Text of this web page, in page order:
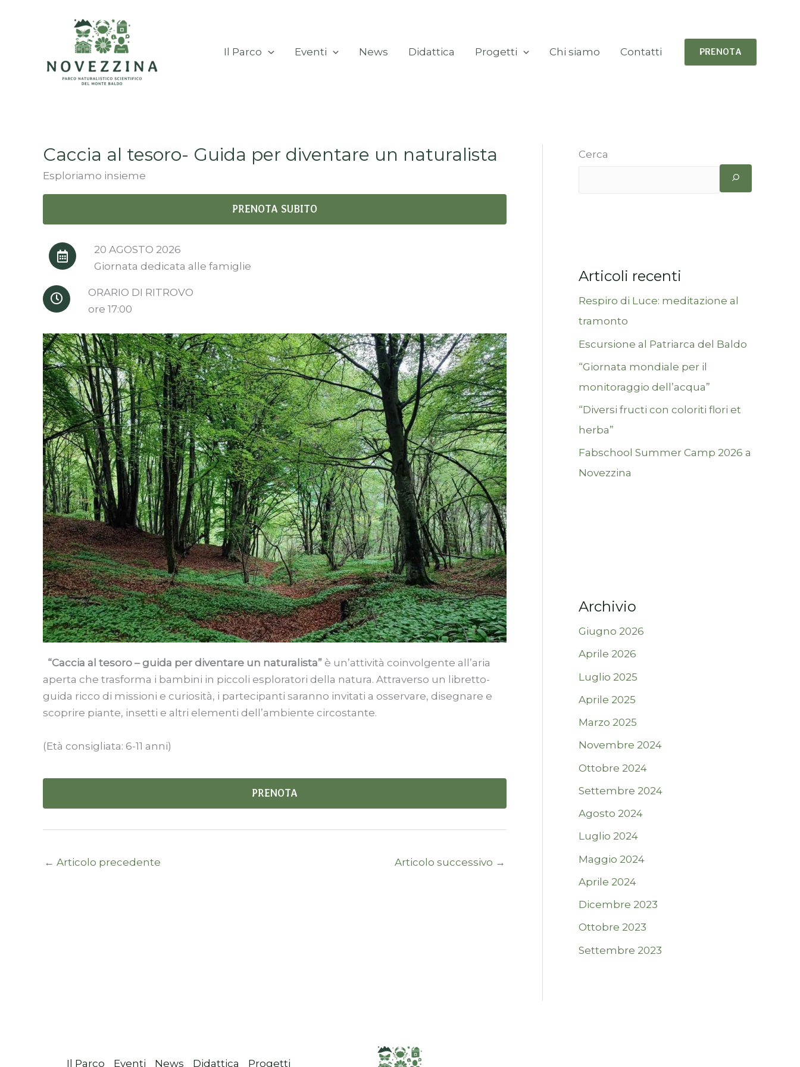
Il Parco Eventi News Didattica Progetti Chi siamo Contatti PRENOTA
Caccia al tesoro- Guida per diventare un naturalista
Esploriamo insieme
PRENOTA SUBITO
20 AGOSTO 2026
Giornata dedicata alle famiglie
ORARIO DI RITROVO
ore 17:00
“Caccia al tesoro – guida per diventare un naturalista” è un’attività coinvolgente all’aria
aperta che trasforma i bambini in piccoli esploratori della natura. Attraverso un libretto-
guida ricco di missioni e curiosità, i partecipanti saranno invitati a osservare, disegnare e
scoprire piante, insetti e altri elementi dell’ambiente circostante.
(Età consigliata: 6-11 anni)
PRENOTA
← Articolo precedente Articolo successivo →
Cerca
Articoli recenti
Respiro di Luce: meditazione al
tramonto
Escursione al Patriarca del Baldo
“Giornata mondiale per il
monitoraggio dell’acqua”
“Diversi fructi con coloriti flori et
herba”
Fabschool Summer Camp 2026 a
Novezzina
Archivio
Giugno 2026
Aprile 2026
Luglio 2025
Aprile 2025
Marzo 2025
Novembre 2024
Ottobre 2024
Settembre 2024
Agosto 2024
Luglio 2024
Maggio 2024
Aprile 2024
Dicembre 2023
Ottobre 2023
Settembre 2023
Il Parco Eventi News Didattica Progetti